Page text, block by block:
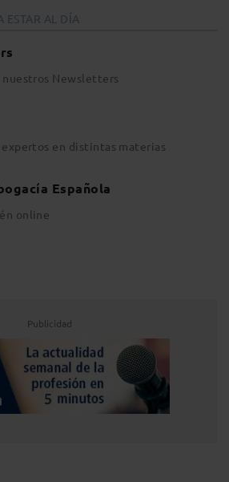
ESTAR AL DÍA
nuestros Newsletters
en distintas materias
Española
online
Publicidad